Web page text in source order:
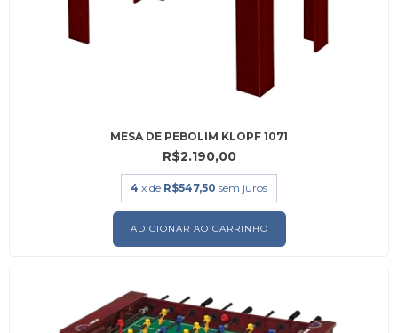
MESA DE PEBOLIM KLOPF 1071
R$2.190,00
4 x de R$547,50 sem juros